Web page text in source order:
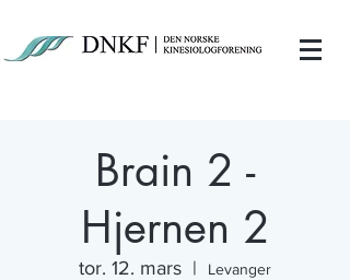
Brain 2 -
Hjernen 2
tor. 12. mars
  |
Levanger